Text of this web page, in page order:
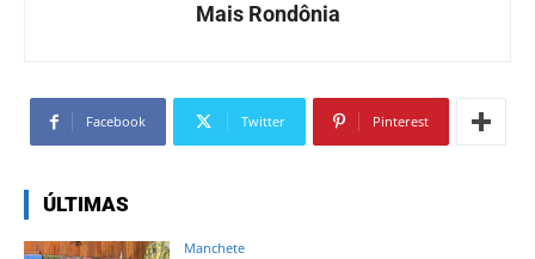
Mais Rondônia
Facebook Twitter Pinterest
ÚLTIMAS
Manchete